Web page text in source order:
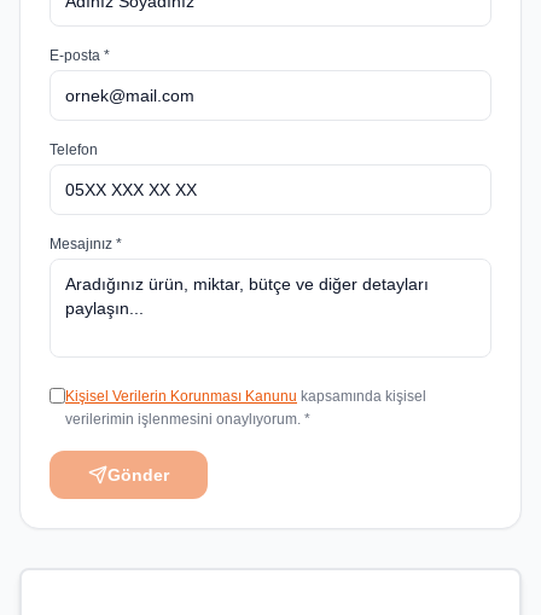
E-posta *
Telefon
Mesajınız *
Kişisel Verilerin Korunması Kanunu kapsamında kişisel
verilerimin işlenmesini onaylıyorum. *
Gönder